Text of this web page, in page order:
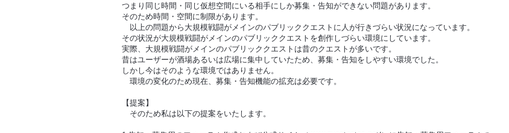
つまり同じ時間・同じ仮想空間にいる相手にしか募集・告知ができない問題があります。
そのため時間・空間に制限があります。
以上の問題から大規模戦闘がメインのパブリッククエストに人が行きづらい状況になっています。
その状況が大規模戦闘がメインのパブリッククエストを創作しづらい環境にしています。
実際、大規模戦闘がメインのパブリッククエストは昔のクエストが多いです。
昔はユーザーが酒場あるいは広場に集中していたため、募集・告知をしやすい環境でした。
しかし今はそのような環境ではありません。
環境の変化のため現在、募集・告知機能の拡充は必要です。
【提案】
そのため私は以下の提案をいたします。